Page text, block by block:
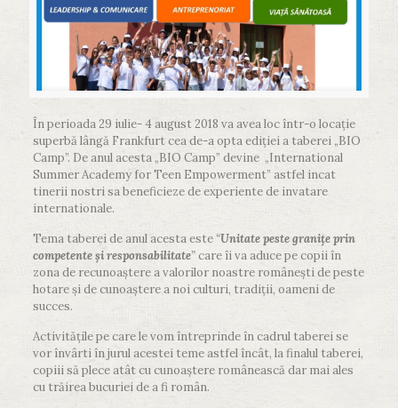
În perioada 29 iulie- 4 august 2018 va avea loc într-o locație
superbă lângă Frankfurt cea de-a opta ediției a taberei „BIO
Camp”. De anul acesta „BIO Camp” devine „International
Summer Academy for Teen Empowerment” astfel incat
tinerii nostri sa beneficieze de experiente de invatare
internationale.
Tema taberei de anul acesta este “Unitatepestegranițeprin
competenteșiresponsabilitate”care îi va aduce pe copii în
zona de recunoaștere a valorilor noastre românești de peste
hotare și de cunoaștere a noi culturi, tradiții, oameni de
succes.
Activitățile pe care le vom întreprinde în cadrul taberei se
vor învârti în jurul acestei teme astfel încât, la finalul taberei,
copiii să plece atât cu cunoaștere românească dar mai ales
cu trăirea bucuriei de a fi român.